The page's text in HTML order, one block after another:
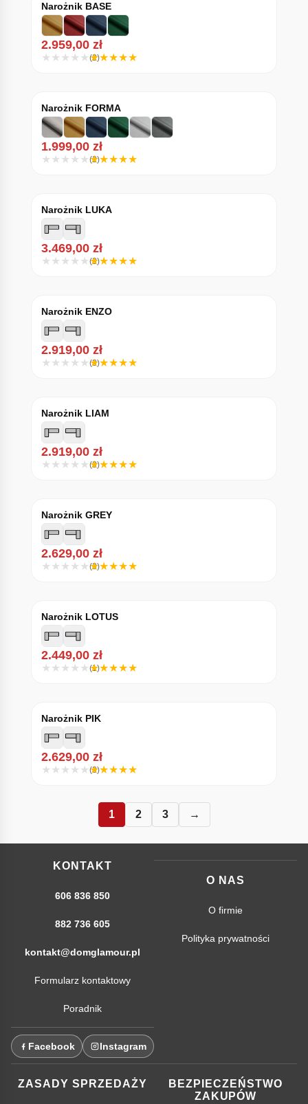
Narożnik BASE
2.959,00 zł
(2)
Narożnik FORMA
1.999,00 zł
(2)
Narożnik LUKA
3.469,00 zł
(3)
Narożnik ENZO
2.919,00 zł
(3)
Narożnik LIAM
2.919,00 zł
(3)
Narożnik GREY
2.629,00 zł
(3)
Narożnik LOTUS
2.449,00 zł
(1)
Narożnik PIK
2.629,00 zł
(3)
1 2 3 →
KONTAKT
606 836 850
882 736 605
kontakt@domglamour.pl
Formularz kontaktowy
Poradnik
Facebook Instagram
O NAS
O firmie
Polityka prywatności
ZASADY SPRZEDAŻY
BEZPIECZEŃSTWO
ZAKUPÓW